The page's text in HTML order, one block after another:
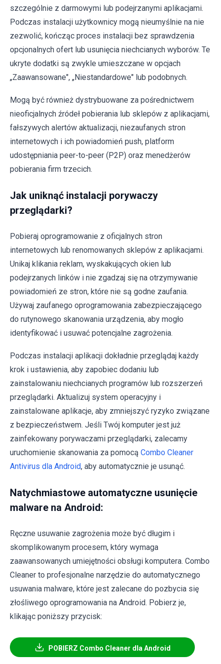
szczególnie z darmowymi lub podejrzanymi aplikacjami.
Podczas instalacji użytkownicy mogą nieumyślnie na nie
zezwolić, kończąc proces instalacji bez sprawdzenia
opcjonalnych ofert lub usunięcia niechcianych wyborów. Te
ukryte dodatki są zwykle umieszczane w opcjach
„Zaawansowane", „Niestandardowe" lub podobnych.
Mogą być również dystrybuowane za pośrednictwem
nieoficjalnych źródeł pobierania lub sklepów z aplikacjami,
fałszywych alertów aktualizacji, niezaufanych stron
internetowych i ich powiadomień push, platform
udostępniania peer-to-peer (P2P) oraz menedżerów
pobierania firm trzecich.
Jak uniknąć instalacji porywaczy
przeglądarki?
Pobieraj oprogramowanie z oficjalnych stron
internetowych lub renomowanych sklepów z aplikacjami.
Unikaj klikania reklam, wyskakujących okien lub
podejrzanych linków i nie zgadzaj się na otrzymywanie
powiadomień ze stron, które nie są godne zaufania.
Używaj zaufanego oprogramowania zabezpieczającego
do rutynowego skanowania urządzenia, aby mogło
identyfikować i usuwać potencjalne zagrożenia.
Podczas instalacji aplikacji dokładnie przeglądaj każdy
krok i ustawienia, aby zapobiec dodaniu lub
zainstalowaniu niechcianych programów lub rozszerzeń
przeglądarki. Aktualizuj system operacyjny i
zainstalowane aplikacje, aby zmniejszyć ryzyko związane
z bezpieczeństwem. Jeśli Twój komputer jest już
zainfekowany porywaczami przeglądarki, zalecamy
uruchomienie skanowania za pomocą Combo Cleaner
Antivirus dla Android, aby automatycznie je usunąć.
Natychmiastowe automatyczne usunięcie
malware na Android:
Ręczne usuwanie zagrożenia może być długim i
skomplikowanym procesem, który wymaga
zaawansowanych umiejętności obsługi komputera. Combo
Cleaner to profesjonalne narzędzie do automatycznego
usuwania malware, które jest zalecane do pozbycia się
złośliwego oprogramowania na Android. Pobierz je,
klikając poniższy przycisk:
POBIERZ Combo Cleaner dla Android